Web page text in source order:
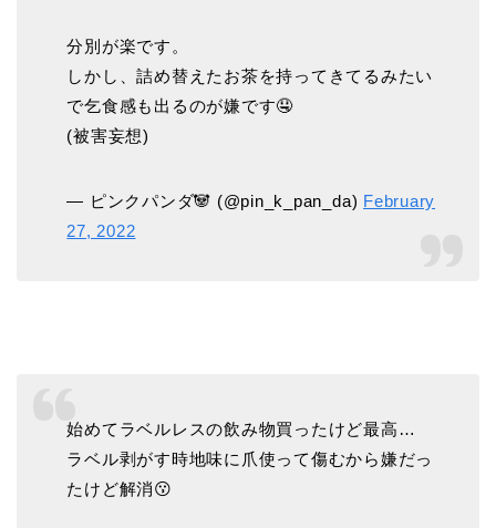
分別が楽です。
しかし、詰め替えたお茶を持ってきてるみたい
で乞食感も出るのが嫌です🤤
(被害妄想)
— ピンクパンダ🐼 (@pin_k_pan_da) February
27, 2022
始めてラベルレスの飲み物買ったけど最高…
ラベル剥がす時地味に爪使って傷むから嫌だっ
たけど解消😗